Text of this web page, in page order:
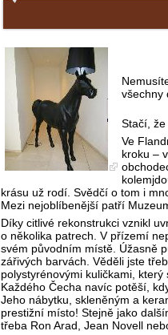
všechny
Stačí,
Ve
kroku –
krásu už rodí. Svědčí o tom i
Mezi nejoblíbenější patří
Díky citlivé rekonstrukci vznikl
o několika patrech. V přízemí
svém původním místě. Úžasně
zářivých barvách. Věděli jste
polystyrénovými kuličkami,
Každého Čecha navíc potěší,
Jeho nábytku, skleněným a
prestižní místo! Stejně jako
třeba Ron Arad, Jean Novell